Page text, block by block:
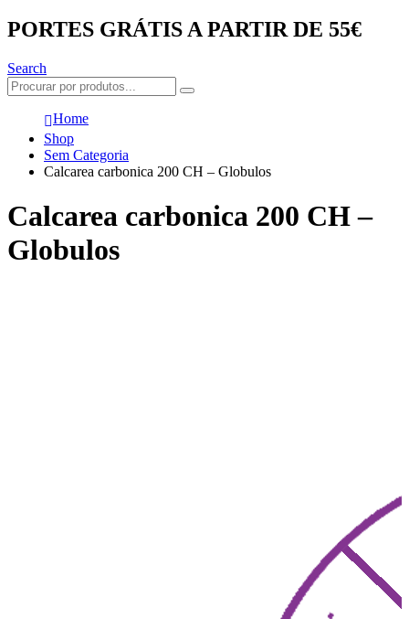
PORTES GRÁTIS A PARTIR DE 55€
Search
Home
Shop
Sem Categoria
Calcarea carbonica 200 CH – Globulos
Calcarea carbonica 200 CH –
Globulos